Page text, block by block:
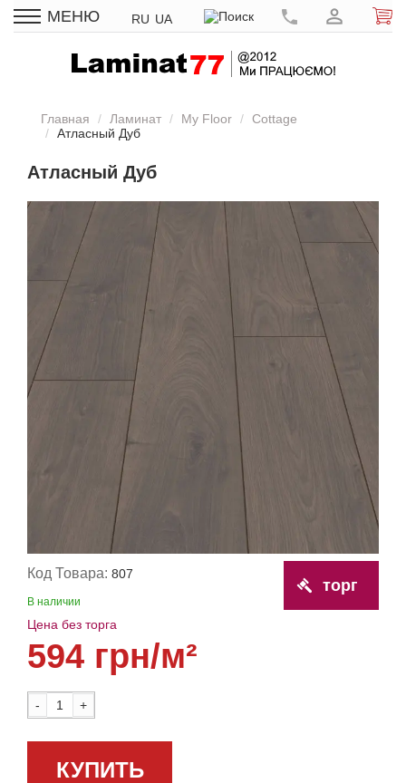
МЕНЮ RU UA
Главная Ламинат My Floor
Cottage
Атласный Дуб
Атласный Дуб
Код Товара: 807
В наличии
Цена без торга
594 грн/м²
торг
- +
КУПИТЬ